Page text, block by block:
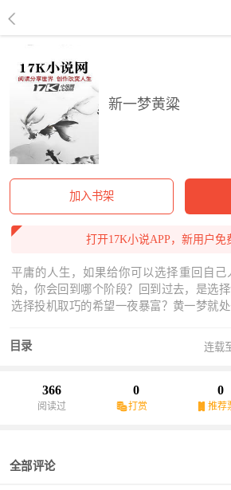
新一梦黄粱
加入书架
打开17K小说APP，新用户免
平庸的人生，如果给你可以选择重回自己
始，你会回到哪个阶段？回到过去，是选
选择投机取巧的希望一夜暴富？黄一梦就
值，费尽九牛二虎之力的她，就等房价大涨
目录 连载
366
阅读过
0
打赏
0
推荐
全部评论